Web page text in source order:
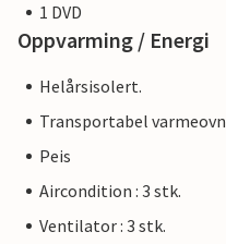
1 DVD
Oppvarming / Energi
Helårsisolert.
Transportabel varmeovn
Peis
Aircondition : 3 stk.
Ventilator : 3 stk.